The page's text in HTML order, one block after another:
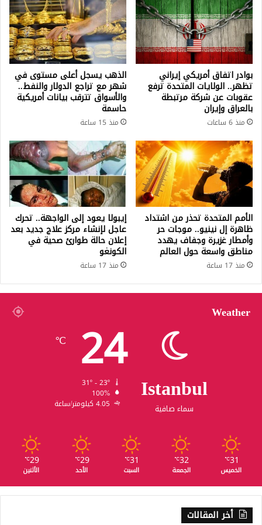
بوادر اتفاق أمريكي إيراني
تظهر.. الولايات المتحدة ترفع
عقوبات عن شركة مرتبطة
بالعراق وإيران
منذ 6 ساعات
الذهب يسجل أعلى مستوى في
شهر مع تراجع الدولار والنفط..
والأسواق تترقب بيانات أمريكية
حاسمة
منذ 15 ساعة
الأمم المتحدة تحذر من اشتداد
ظاهرة إل نينيو.. موجات حر
وأمطار غزيرة وجفاف يهدد
مناطق واسعة حول العالم
منذ 17 ساعة
إيبولا يعود إلى الواجهة.. تحرك
عاجل لإنشاء مركز علاج جديد بعد
إعلان حالة طوارئ صحية في
الكونغو
منذ 17 ساعة
Weather
Istanbul
سماء صافية
24
℃
100%
4.05 كيلومتر/ساعة
31
℃
الخميس
32
℃
الجمعة
31
℃
السبت
29
℃
الأحد
29
℃
الأثنين
أخر المقالات